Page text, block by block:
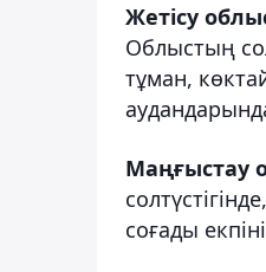
Жетісу
Облыстың
тұман,
Маңғыстау
соғады